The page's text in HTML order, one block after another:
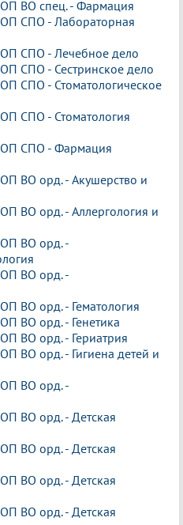
ВО спец. - Фармация
СПО - Лабораторная
СПО - Лечебное дело
СПО - Сестринское дело
СПО - Стоматологическое
СПО - Стоматология
ОП СПО - Фармация
ВО орд. - Акушерство и
ВО орд. - Аллергология и
ОП ВО орд. -
ОП ВО орд. -
ВО орд. - Гематология
ВО орд. - Генетика
ВО орд. - Гериатрия
ВО орд. - Гигиена детей и
ОП ВО орд. -
ВО орд. - Детская
ВО орд. - Детская
ВО орд. - Детская
ВО орд. - Детская